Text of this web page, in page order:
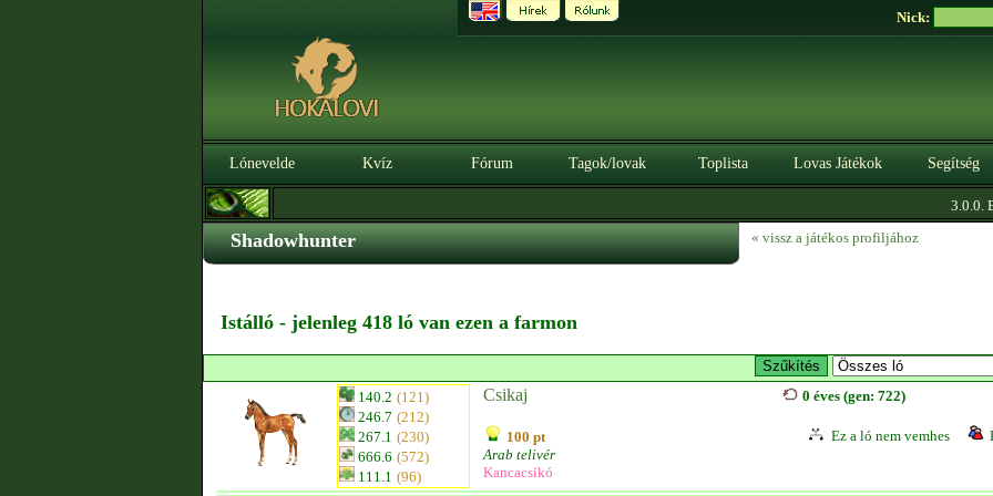
Nick:
Lónevelde Kvíz Fórum Tagok/lovak Toplista Lovas Játékok Segítség
3.0.0.
Shadowhunter « vissz a játékos profiljához
Istálló - jelenleg 418 ló van ezen a farmon
140.2 (121)
246.7 (212)
267.1 (230)
666.6 (572)
111.1 (96)
Csikaj
100 pt
Arab telivér
Kancacsikó
0 éves (gen: 722)
Ez a ló nem vemhes